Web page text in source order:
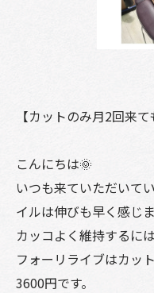
【カットのみ月2回来て
こんにちは🌞
いつも来ていただいて
イルは伸びも早く感じ
カッコよく維持するに
フォーリライブはカッ
3600円です。